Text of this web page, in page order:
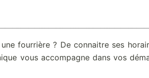
fourrière ? De connaitre ses
vous accompagne dans vos